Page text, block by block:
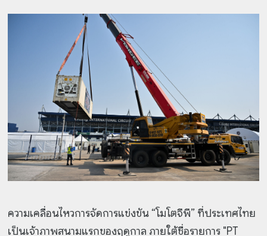
ความเคลื่อนไหวการจัดการแข่งขัน “โมโตจีพี” ที่ประเทศไทย
เป็นเจ้าภาพสนามแรกของฤดูกาล ภายใต้ชื่อรายการ "PT